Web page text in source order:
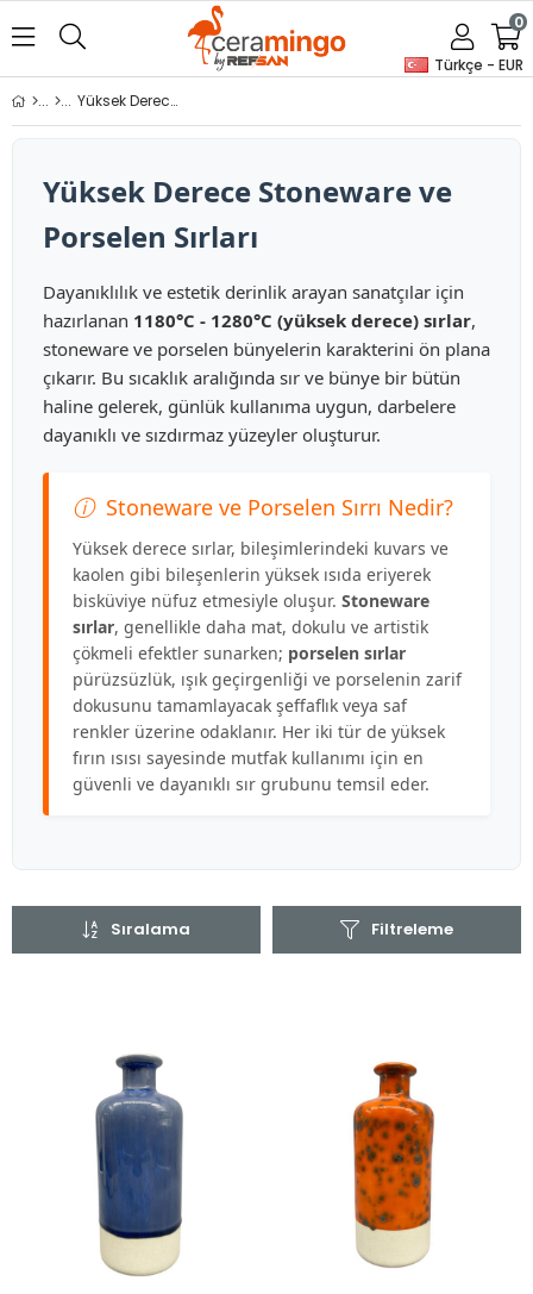
Türkçe - EUR
0
Yüksek Derece Sırlar
Yüksek Derece Stoneware ve
Porselen Sırları
Dayanıklılık ve estetik derinlik arayan sanatçılar için
hazırlanan 1180°C - 1280°C (yüksek derece) sırlar,
stoneware ve porselen bünyelerin karakterini ön plana
çıkarır. Bu sıcaklık aralığında sır ve bünye bir bütün
haline gelerek, günlük kullanıma uygun, darbelere
dayanıklı ve sızdırmaz yüzeyler oluşturur.
ⓘ Stoneware ve Porselen Sırrı Nedir?
Yüksek derece sırlar, bileşimlerindeki kuvars ve
kaolen gibi bileşenlerin yüksek ısıda eriyerek
bisküviye nüfuz etmesiyle oluşur. Stoneware
sırlar, genellikle daha mat, dokulu ve artistik
çökmeli efektler sunarken; porselen sırlar
pürüzsüzlük, ışık geçirgenliği ve porselenin zarif
dokusunu tamamlayacak şeffaflık veya saf
renkler üzerine odaklanır. Her iki tür de yüksek
fırın ısısı sayesinde mutfak kullanımı için en
güvenli ve dayanıklı sır grubunu temsil eder.
Filtreleme
Sıralama